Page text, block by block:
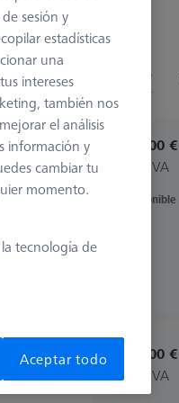
resultados
2.717,00 €
más el IVA
Disponible
3.479,00 €
más el IVA
sesión y
estadísticas
una
intereses
también nos
el análisis
información y
cambiar tu
momento.
tecnología de
Aceptar todo